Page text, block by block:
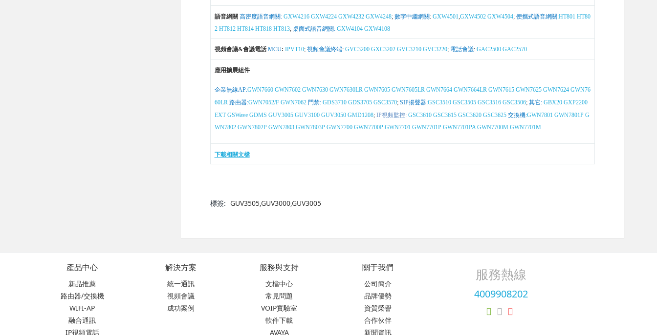
語音網關 高密度語音網關: GXW4216 GXW4224 GXW4232 GXW4248; 數字中繼網關: GXW4501,GXW4502 GXW4504; 便攜式語音網關:HT801 HT80
2 HT812 HT814 HT818 HT813; 桌面式語音網關: GXW4104 GXW4108
視頻會議&會議電話MCU: IPVT10; 視頻會議終端: GVC3200 GXC3202 GVC3210 GVC3220; 電話會議: GAC2500 GAC2570
應用擴展組件
企業無線AP:GWN7660 GWN7602 GWN7630 GWN7630LR GWN7605 GWN7605LR GWN7664 GWN7664LR GWN7615 GWN7625 GWN7624 GWN76
60LR路由器:GWN7052/F GWN7062 門禁: GDS3710 GDS3705 GSC3570; SIP揚聲器:GSC3510 GSC3505 GSC3516 GSC3506; 其它: GBX20 GXP2200
EXT GSWave GDMS GUV3005 GUV3100 GUV3050 GMD1208; IP視頻監控: GSC3610 GSC3615 GSC3620 GSC3625 交換機:GWN7801 GWN7801P G
WN7802 GWN7802P GWN7803 GWN7803P GWN7700 GWN7700P GWN7701 GWN7701P GWN7701PA GWN7700M GWN7701M
下載相關文檔
標簽: GUV3505,GUV3000,GUV3005
產品中心
新品推薦
路由器/交換機
WIFI-AP
融合通訊
IP視頻電話
解決方案
統一通訊
視頻會議
成功案例
服務與支持
文檔中心
常見問題
VOIP實驗室
軟件下載
AVAYA
關于我們
公司簡介
品牌優勢
資質榮譽
合作伙伴
新聞資訊
服務熱線
4009908202